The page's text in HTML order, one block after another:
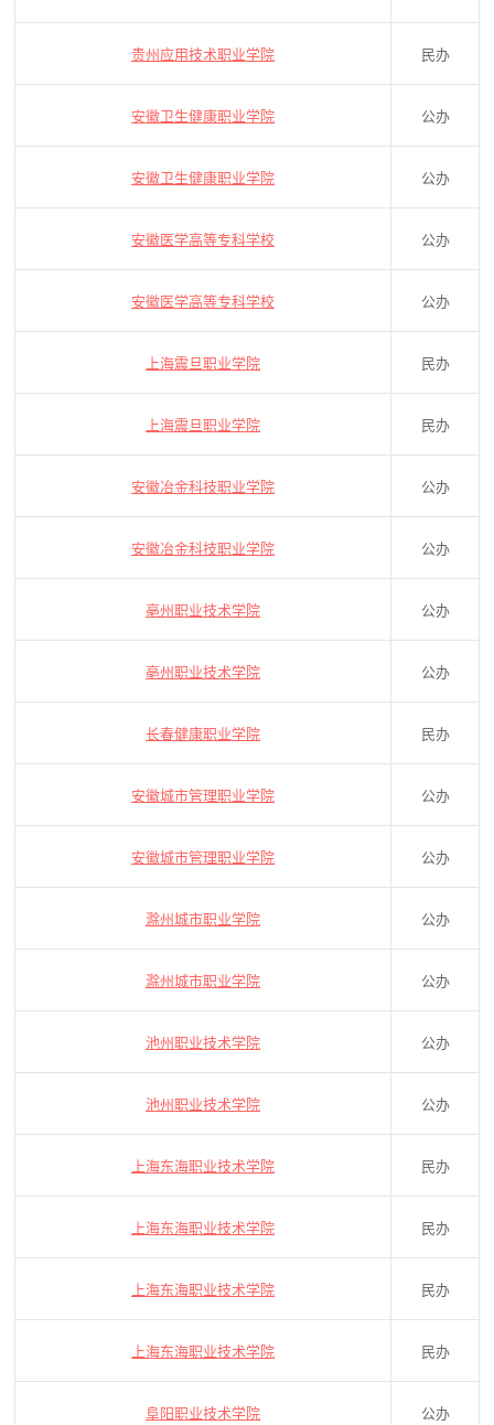
贵州应用技术职业学院 民办
安徽卫生健康职业学院 公办
安徽卫生健康职业学院 公办
安徽医学高等专科学校 公办
安徽医学高等专科学校 公办
上海震旦职业学院 民办
上海震旦职业学院 民办
安徽冶金科技职业学院 公办
安徽冶金科技职业学院 公办
亳州职业技术学院 公办
亳州职业技术学院 公办
长春健康职业学院 民办
安徽城市管理职业学院 公办
安徽城市管理职业学院 公办
滁州城市职业学院 公办
滁州城市职业学院 公办
池州职业技术学院 公办
池州职业技术学院 公办
上海东海职业技术学院 民办
上海东海职业技术学院 民办
上海东海职业技术学院 民办
上海东海职业技术学院 民办
阜阳职业技术学院 公办